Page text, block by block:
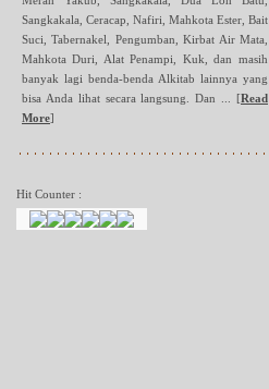
Sangkakala, Ceracap, Nafiri, Mahkota Ester, Bait
Suci, Tabernakel, Pengumban, Kirbat Air Mata,
Mahkota Duri, Alat Penampi, Kuk, dan masih
banyak lagi benda-benda Alkitab lainnya yang
bisa Anda lihat secara langsung. Dan ... [Read
More]
Hit Counter :